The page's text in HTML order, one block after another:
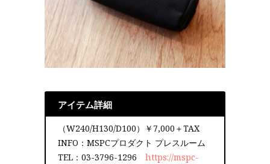
アイテム詳細
（W240/H130/D100）￥7,000＋TAX
INFO：MSPCプロダクト プレスルーム
TEL：03-3796-1296 https://mspc-